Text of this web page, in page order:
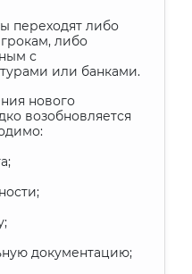
переходят либо
либо
с
или банками.
нового
возобновляется
документацию;